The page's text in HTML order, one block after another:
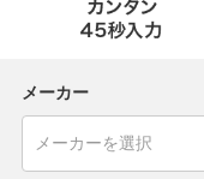
メーカー